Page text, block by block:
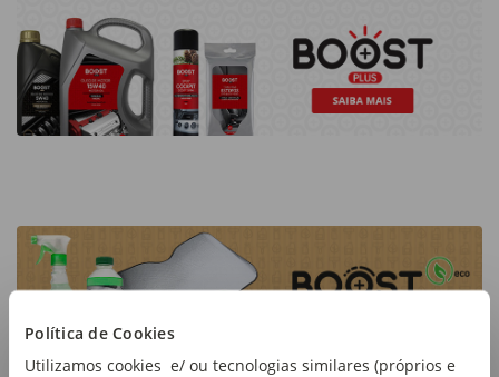
Política de Cookies
Utilizamos cookies e/ ou tecnologias similares (próprios e